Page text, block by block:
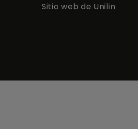
Sitio web de Unilin